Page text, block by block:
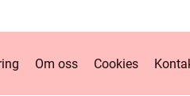
Om oss Cookies